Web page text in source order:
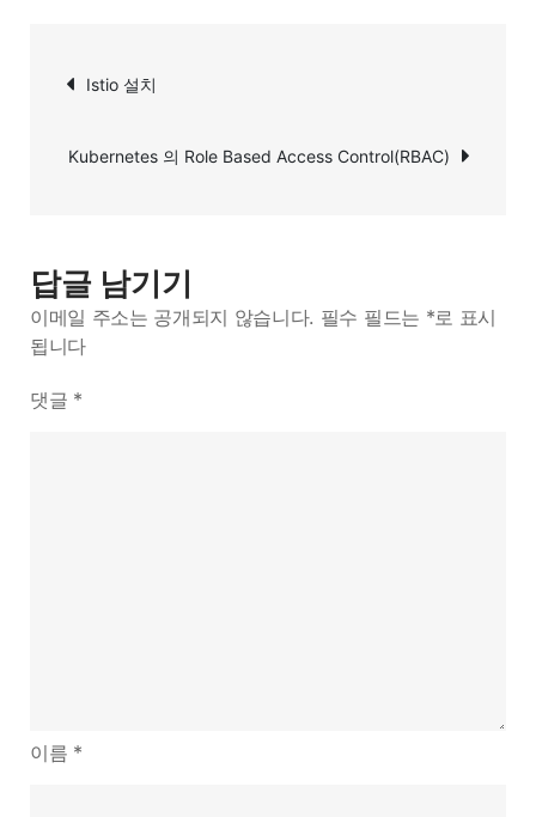
하
탐
Istio 설치
Kubernetes 의 Role Based Access Control(RBAC)
답글 남기기
이메일 주소는 공개되지 않습니다. 필수 필드는 *로 표시
됩니다
댓글 *
이름 *